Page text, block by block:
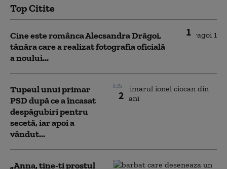
Top Citite
1
Cine este românca Alecsandra Drăgoi,
tânăra care a realizat fotografia oficială
a noului...
2
Tupeul unui primar
PSD după ce a încasat
despăgubiri pentru
secetă, iar apoi a
vândut...
„Anna, ţine-ţi prostul